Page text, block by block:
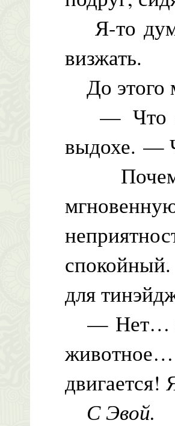
Я-то
визжать.
До этого
— Что
выдохе. —
для
— Нет… С
С Эвой.